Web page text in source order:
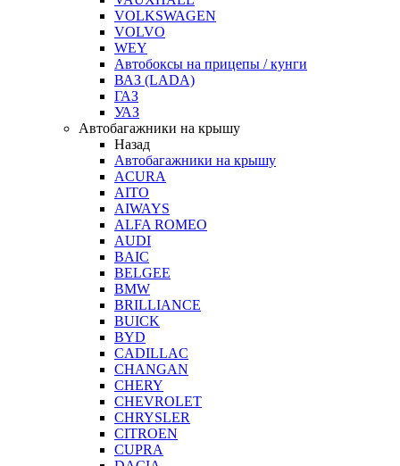
VOLKSWAGEN
VOLVO
WEY
Автобоксы на прицепы / кунги
ВАЗ (LADA)
ГАЗ
УАЗ
Автобагажники на крышу
Назад
Автобагажники на крышу
ACURA
AITO
AIWAYS
ALFA ROMEO
AUDI
BAIC
BELGEE
BMW
BRILLIANCE
BUICK
BYD
CADILLAC
CHANGAN
CHERY
CHEVROLET
CHRYSLER
CITROEN
CUPRA